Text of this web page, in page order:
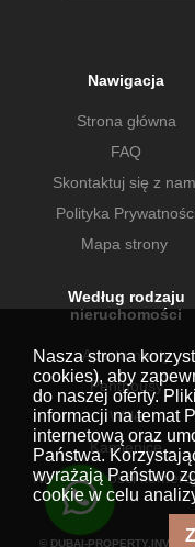
Nawigacja
Strona główna
FAQ
Skontaktuj się z
Polityka Prywatności
Mapa strony
Według rodzaju
nieruchomości
Apartamenty
Penthousy
Wille
Kamienice
Nieruchomości
© DUBAI-
Nasza strona
cookies), aby
do naszej oferty.
informacji na temat
internetową oraz
Państwa.
wyrażają Państwo
cookie w celu